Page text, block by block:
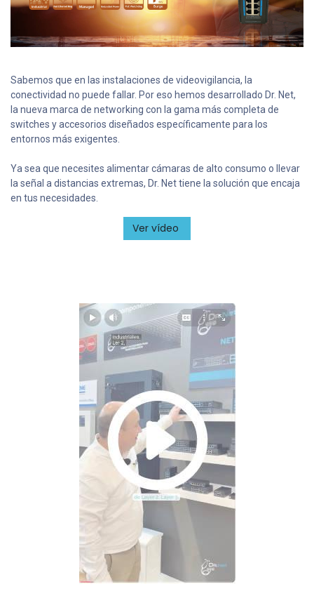
Sabemos que en las instalaciones de videovigilancia, la
conectividad no puede fallar. Por eso hemos desarrollado Dr. Net,
la nueva marca de networking con la gama más completa de
switches y accesorios diseñados específicamente para los
entornos más exigentes.
Ya sea que necesites alimentar cámaras de alto consumo o llevar
la señal a distancias extremas, Dr. Net tiene la solución que encaja
en tus necesidades.
Ver vídeo